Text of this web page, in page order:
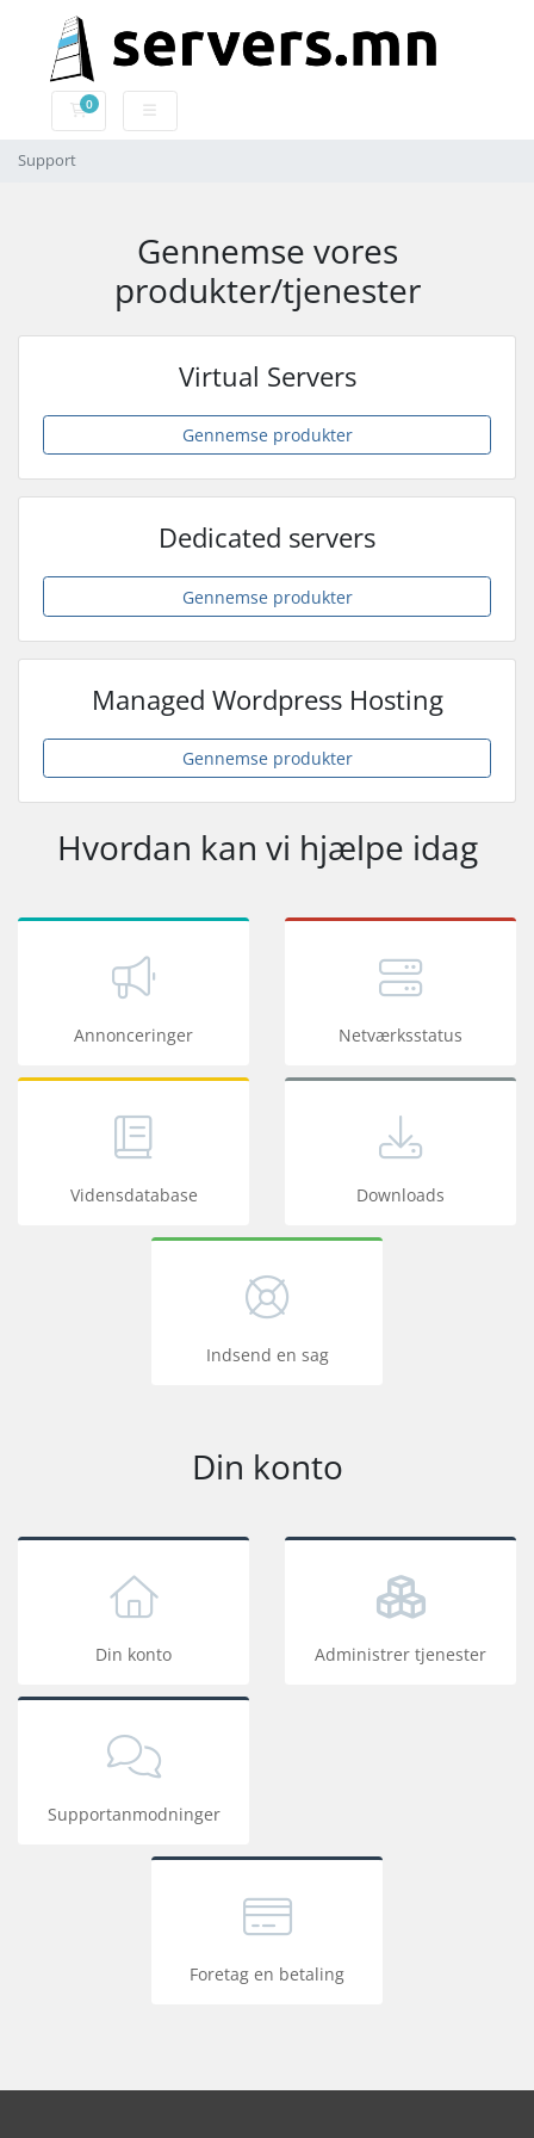
0
Bestillingskurv
Support
Gennemse vores
produkter/tjenester
Virtual Servers
Gennemse produkter
Dedicated servers
Gennemse produkter
Managed Wordpress Hosting
Gennemse produkter
Hvordan kan vi hjælpe idag
Annonceringer Netværksstatus
Vidensdatabase Downloads
Indsend en sag
Din konto
Din konto Administrer tjenester
Supportanmodninger
Foretag en betaling